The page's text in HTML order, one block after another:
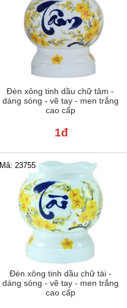
Đèn xông tinh dầu chữ tâm -
dáng sóng - vẽ tay - men trắng
cao cấp
1đ
Đèn xông tinh dầu chữ tài -
dáng sóng - vẽ tay - men trắng
cao cấp
Mã: 23755